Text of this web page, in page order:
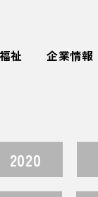
祉 企業情報
2020